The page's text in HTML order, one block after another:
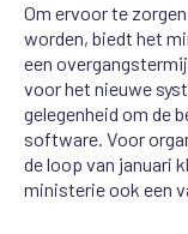
Om ervoor te
worden, biedt het
een
voor het nieuwe
gelegenheid om de
software. Voor
de loop van januari
ministerie ook een